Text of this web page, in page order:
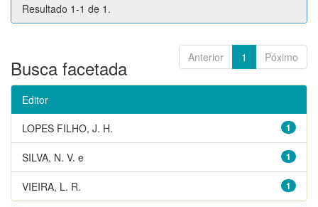
Resultado 1-1 de 1.
Anterior 1 Póximo
Busca facetada
Editor
1
LOPES FILHO, J. H.
1
SILVA, N. V. e
1
VIEIRA, L. R.